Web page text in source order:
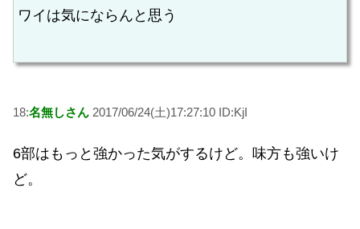
ワイは気にならんと思う
18:名無しさん 2017/06/24(土)17:27:10 ID:KjI
6部はもっと強かった気がするけど。味方も強いけ
ど。